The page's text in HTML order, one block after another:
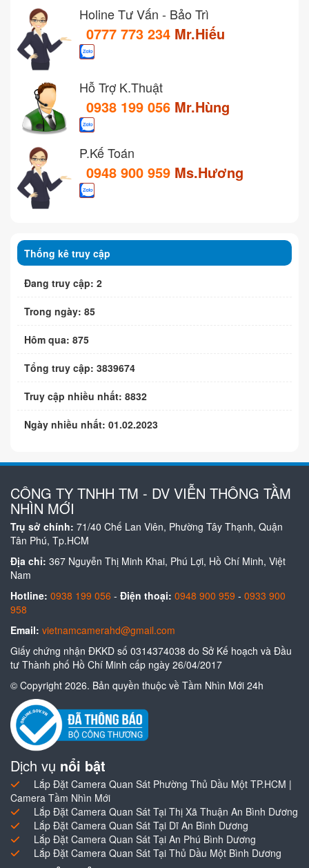
Holine Tư Vấn - Bảo Trì
0777 773 234 Mr.Hiếu
Hỗ Trợ K.Thuật
0938 199 056 Mr.Hùng
P.Kế Toán
0948 900 959 Ms.Hương
Thống kê truy cập
Đang truy cập: 2
Trong ngày: 85
Hôm qua: 875
Tổng truy cập: 3839674
Truy cập nhiều nhất: 8832
Ngày nhiều nhất: 01.02.2023
CÔNG TY TNHH TM - DV VIỄN THÔNG TẦM
NHÌN MỚI
Trụ sở chính: 71/40 Chế Lan Viên, Phường Tây Thạnh, Quận
Tân Phú, Tp.HCM
Địa chỉ: 367 Nguyễn Thị Minh Khai, Phú Lợi, Hồ Chí Minh, Việt
Nam
Hotline: 0938 199 056 - Điện thoại: 0948 900 959 - 0933 900
958
Email: vietnamcamerahd@gmail.com
Giấy chứng nhận ĐKKD số 0314374038 do Sở Kế hoạch và Đầu
tư Thành phố Hồ Chí Minh cấp ngày 26/04/2017
© Copyright 2026. Bản quyền thuộc về Tầm Nhìn Mới 24h
Dịch vụ nổi bật
Lắp Đặt Camera Quan Sát Phường Thủ Dầu Một TP.HCM |
Camera Tầm Nhìn Mới
Lắp Đặt Camera Quan Sát Tại Thị Xã Thuận An Bình Dương
Lắp Đặt Camera Quan Sát Tại Dĩ An Bình Dương
Lắp Đặt Camera Quan Sát Tại An Phú Bình Dương
Lắp Đặt Camera Quan Sát Tại Thủ Dầu Một Bình Dương